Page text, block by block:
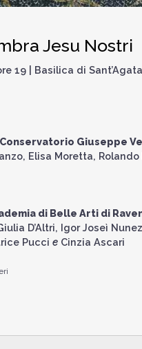
Jesu Nostri
19 | Basilica di
Giuseppe
Elisa Moretta, Rolando
di Belle Arti di
D’Altri, Igor Joseì
Pucci e Cinzia Ascari